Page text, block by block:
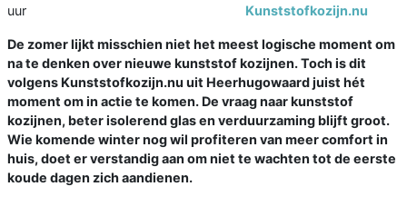
uur
Kunststofkozijn.nu
De zomer lijkt misschien niet het meest logische moment om
na te denken over nieuwe kunststof kozijnen. Toch is dit
volgens Kunststofkozijn.nu uit Heerhugowaard juist hét
moment om in actie te komen. De vraag naar kunststof
kozijnen, beter isolerend glas en verduurzaming blijft groot.
Wie komende winter nog wil profiteren van meer comfort in
huis, doet er verstandig aan om niet te wachten tot de eerste
koude dagen zich aandienen.